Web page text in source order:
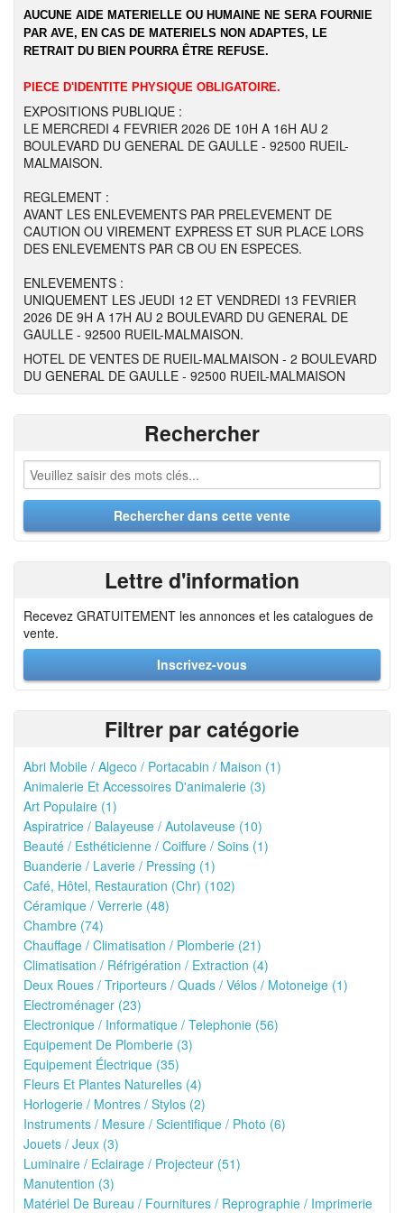
AUCUNE AIDE MATERIELLE OU HUMAINE NE SERA FOURNIE
PAR AVE, EN CAS DE MATERIELS NON ADAPTES, LE
RETRAIT DU BIEN POURRA ÊTRE REFUSE.
PIECE D'IDENTITE PHYSIQUE OBLIGATOIRE.
EXPOSITIONS PUBLIQUE :
LE MERCREDI 4 FEVRIER 2026 DE 10H A 16H AU 2
BOULEVARD DU GENERAL DE GAULLE - 92500 RUEIL-
MALMAISON.
REGLEMENT :
AVANT LES ENLEVEMENTS PAR PRELEVEMENT DE
CAUTION OU VIREMENT EXPRESS ET SUR PLACE LORS
DES ENLEVEMENTS PAR CB OU EN ESPECES.
ENLEVEMENTS :
UNIQUEMENT LES JEUDI 12 ET VENDREDI 13 FEVRIER
2026 DE 9H A 17H AU 2 BOULEVARD DU GENERAL DE
GAULLE - 92500 RUEIL-MALMAISON.
HOTEL DE VENTES DE RUEIL-MALMAISON - 2 BOULEVARD
DU GENERAL DE GAULLE - 92500 RUEIL-MALMAISON
Rechercher
Lettre d'information
Recevez GRATUITEMENT les annonces et les catalogues de
vente.
Inscrivez-vous
Filtrer par catégorie
Abri Mobile / Algeco / Portacabin / Maison (1)
Animalerie Et Accessoires D'animalerie (3)
Art Populaire (1)
Aspiratrice / Balayeuse / Autolaveuse (10)
Beauté / Esthéticienne / Coiffure / Soins (1)
Buanderie / Laverie / Pressing (1)
Café, Hôtel, Restauration (Chr) (102)
Céramique / Verrerie (48)
Chambre (74)
Chauffage / Climatisation / Plomberie (21)
Climatisation / Réfrigération / Extraction (4)
Deux Roues / Triporteurs / Quads / Vélos / Motoneige (1)
Electroménager (23)
Electronique / Informatique / Telephonie (56)
Equipement De Plomberie (3)
Equipement Électrique (35)
Fleurs Et Plantes Naturelles (4)
Horlogerie / Montres / Stylos (2)
Instruments / Mesure / Scientifique / Photo (6)
Jouets / Jeux (3)
Luminaire / Eclairage / Projecteur (51)
Manutention (3)
Matériel De Bureau / Fournitures / Reprographie / Imprimerie